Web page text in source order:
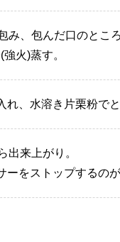
み、包んだ口のとこ
火)蒸す。
、水溶き片栗粉でと
出来上がり。
をストップするのが